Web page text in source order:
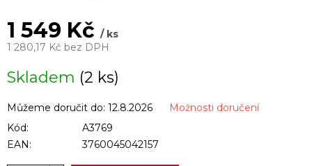
1 549 Kč/ ks
1 280,17 Kč bez DPH
cena:
Skladem (2 ks)
Můžeme doručit do: 12.8.2026
Možnosti doručení
Kód:
A3769
EAN:
3760045042157